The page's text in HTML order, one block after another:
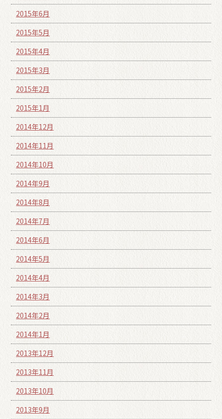
2015年6月
2015年5月
2015年4月
2015年3月
2015年2月
2015年1月
2014年12月
2014年11月
2014年10月
2014年9月
2014年8月
2014年7月
2014年6月
2014年5月
2014年4月
2014年3月
2014年2月
2014年1月
2013年12月
2013年11月
2013年10月
2013年9月